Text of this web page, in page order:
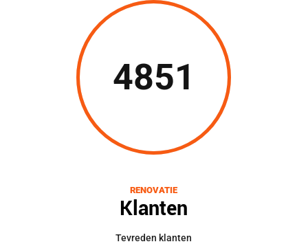
4851
RENOVATIE
Klanten
Tevreden klanten